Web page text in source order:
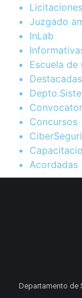
Juzgado
InLab
Escuela
Destacadas
Concursos
Acordadas
Departamento de